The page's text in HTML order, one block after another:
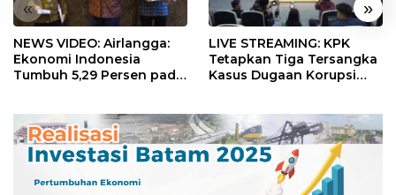
« »
NEWS VIDEO: Airlangga:
Ekonomi Indonesia
Tumbuh 5,29 Persen pada
LIVE STREAMING: KPK
Tetapkan Tiga Tersangka
Kasus Dugaan Korupsi